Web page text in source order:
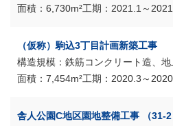
6,730m²
2021.1～
（仮称）駒込3丁目計画新築工事
鉄筋コンクリート造、
7,454m²
2020.3～
舎人公園C地区園地整備工事 （31-